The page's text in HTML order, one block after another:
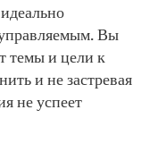
Вы
темы и цели к
и не застревая
не успеет